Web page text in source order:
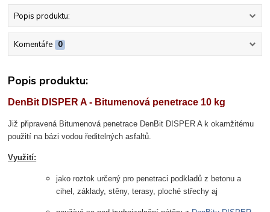
Popis produktu:
Komentáře 0
Popis produktu:
DenBit DISPER A - Bitumenová penetrace 10 kg
Již připravená Bitumenová penetrace DenBit DISPER A k okamžitému
použití na bázi vodou ředitelných asfaltů.
Využití:
jako roztok určený pro penetraci podkladů z betonu a
cihel, základy, stěny, terasy, ploché střechy aj